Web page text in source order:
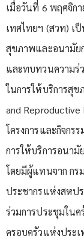
เมื่อวันที่ 6 พฤศจิก
เทศไทยฯ (สวท) เ
สุขภาพและอนามัย
และทบทวนความร่
ในการให้บริการสุ
and Reproductive
โครงการและกิจกร
การให้บริการอนา
โดยมีผู้แทนจาก กร
ประชากรแห่งสหปร
ร่วมการประชุมใน
ครอบครัวแห่งประ